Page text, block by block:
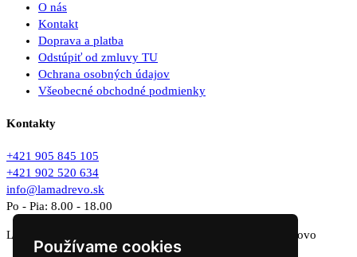
Používame cookies
O nás
Kontakt
Doprava a platba
Odstúpiť od zmluvy TU
Ochrana osobných údajov
Všeobecné obchodné podmienky
Kontakty
+421 905 845 105
+421 902 520 634
info@lamadrevo.sk
Po - Pia: 8.00 - 18.00
LAMA DREVO SK s.r.o. Mlynská 980/65, 029 01 Námestovo